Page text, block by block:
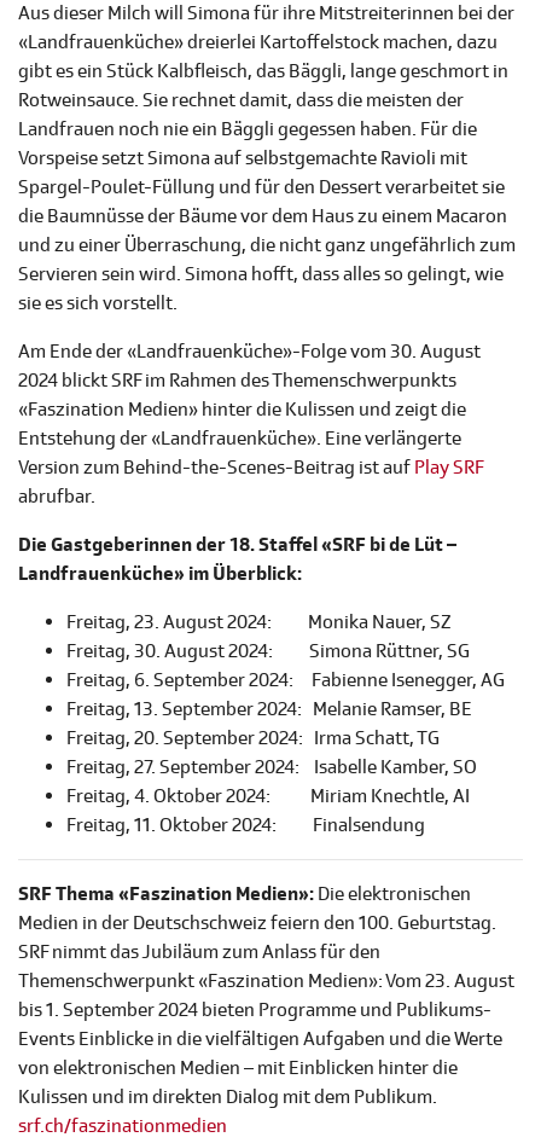
Aus dieser Milch will Simona für ihre Mitstreiterinnen bei der
«Landfrauenküche» dreierlei Kartoffelstock machen, dazu
gibt es ein Stück Kalbfleisch, das Bäggli, lange geschmort in
Rotweinsauce. Sie rechnet damit, dass die meisten der
Landfrauen noch nie ein Bäggli gegessen haben. Für die
Vorspeise setzt Simona auf selbstgemachte Ravioli mit
Spargel-Poulet-Füllung und für den Dessert verarbeitet sie
die Baumnüsse der Bäume vor dem Haus zu einem Macaron
und zu einer Überraschung, die nicht ganz ungefährlich zum
Servieren sein wird. Simona hofft, dass alles so gelingt, wie
sie es sich vorstellt.
Am Ende der «Landfrauenküche»-Folge vom 30. August
2024 blickt SRF im Rahmen des Themenschwerpunkts
«Faszination Medien» hinter die Kulissen und zeigt die
Entstehung der «Landfrauenküche». Eine verlängerte
Version zum Behind-the-Scenes-Beitrag ist auf Play SRF
abrufbar.
Die Gastgeberinnen der 18. Staffel «SRF bi de Lüt –
Landfrauenküche» im Überblick:
Freitag, 23. August 2024: Monika Nauer, SZ
Freitag, 30. August 2024: Simona Rüttner, SG
Freitag, 6. September 2024: Fabienne Isenegger, AG
Freitag, 13. September 2024: Melanie Ramser, BE
Freitag, 20. September 2024: Irma Schatt, TG
Freitag, 27. September 2024: Isabelle Kamber, SO
Freitag, 4. Oktober 2024: Miriam Knechtle, AI
Freitag, 11. Oktober 2024: Finalsendung
SRF Thema «Faszination Medien»: Die elektronischen
Medien in der Deutschschweiz feiern den 100. Geburtstag.
SRF nimmt das Jubiläum zum Anlass für den
Themenschwerpunkt «Faszination Medien»: Vom 23. August
bis 1. September 2024 bieten Programme und Publikums-
Events Einblicke in die vielfältigen Aufgaben und die Werte
von elektronischen Medien – mit Einblicken hinter die
Kulissen und im direkten Dialog mit dem Publikum.
srf.ch/faszinationmedien